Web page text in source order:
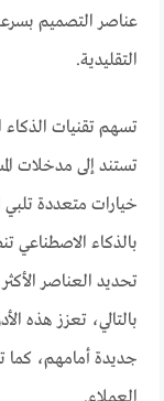
عناصر التصميم
التقليدية.
تسهم تقنيات الذكاء
تستند إلى مدخلات
خيارات متعددة تلبي
بالذكاء الاصطناعي
تحديد العناصر
بالتالي، تعزز هذه
جديدة أمامهم، كما